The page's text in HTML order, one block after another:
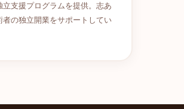
立支援プログラムを提供。志あ
者の独立開業をサポートしてい